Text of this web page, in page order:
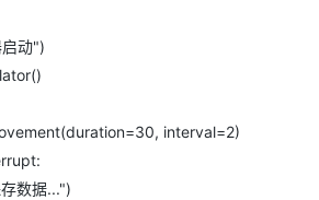
动")
interval=2)
数据...")